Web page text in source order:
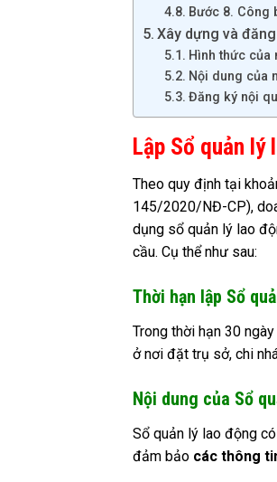
Bước 8. Công
Xây dựng và
Hình thức của
Nội dung của
Đăng ký nội
Lập Sổ quản lý
Theo quy định tại
145/2020/NĐ-CP),
dụng sổ quản lý lao
cầu. Cụ thể như sau:
Thời hạn lập Sổ
Trong thời hạn 30
ở nơi đặt trụ sở, chi
Nội dung của Sổ
Sổ quản lý lao động
đảm bảo các thông